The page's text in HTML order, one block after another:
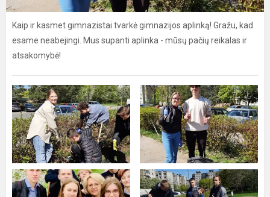
Kaip ir kasmet gimnazistai tvarkė gimnazijos aplinką! Gražu, kad
esame neabejingi. Mus supanti aplinka - mūsų pačių reikalas ir
atsakomybė!